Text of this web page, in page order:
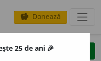
savings Donează
clear
25 de ani 🎉